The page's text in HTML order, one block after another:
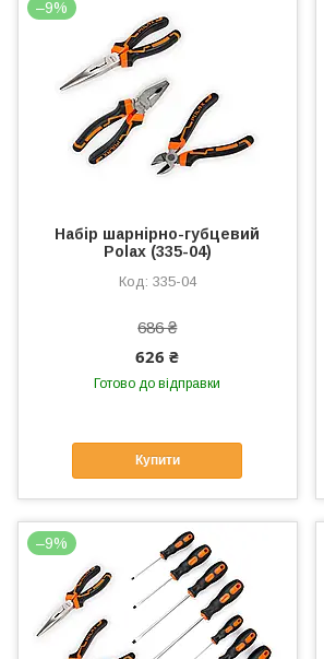
–9%
Набір шарнірно-губцевий
Polax (335-04)
335-04
686 ₴
626 ₴
Готово до відправки
Купити
–9%